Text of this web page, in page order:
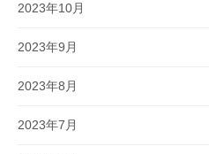
2023年10月
2023年9月
2023年8月
2023年7月